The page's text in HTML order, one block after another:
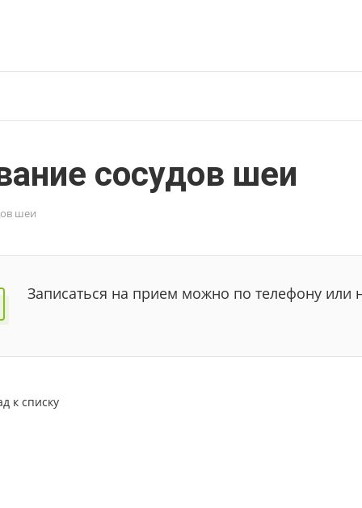
сосудов шеи
шеи
Записаться на прием можно по телефону или
к списку